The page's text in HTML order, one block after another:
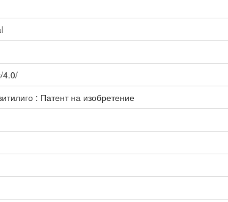
4.0/
: Патент на изобретение